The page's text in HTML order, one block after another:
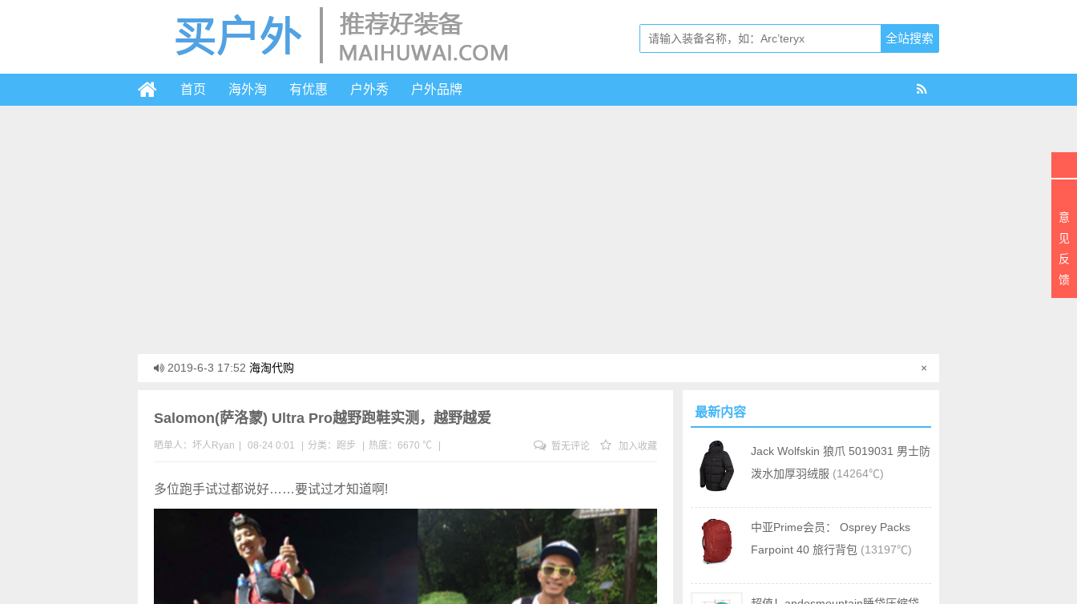
首页 海外淘 有优惠 户外秀 户外品牌
2019-6-3 17:52 海淘代购 ×
Salomon(萨洛蒙) Ultra Pro越野跑鞋实测，越野越爱
晒单人：坏人Ryan 08-24 0:01 分类： 跑步 热度：6670 ℃ 暂无评论 加入收藏
多位跑手试过都说好……要试过才知道啊!
最新内容
Jack Wolfskin 狼爪 5019031 男士防
泼水加厚羽绒服 (14264℃)
中亚Prime会员： Osprey Packs
Farpoint 40 旅行背包 (13197℃)
意
见
反
馈